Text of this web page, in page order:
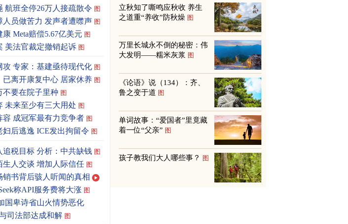
航班全停26万人接疏散令 图
员做苦力 发声者遭噤声 图
Meta赔偿5.67亿美元 图
美法官裁定撤销起诉 图
攻 专家：基建亟待现代化 图
已离开康复中心 居家休养 图
不要在院子里种 图
未来至少有三大用处 图
成冠军最有力竞争者 图
后逃逸 ICE发出拘留令 图
税目标 分析：中共缺钱 图
生人交谈 增加人际信任 图
销书背后骇人听闻的真相
称API服务费将大涨 图
国卑诗省山火情势恶化
司法部达成和解 图
立秋知了嘶鸣应秋收 养生
之道重“养收”防秋燥 图
万里长城永不倒的秘密：伟
大发明——糯米灰浆 图
《论语》说（134）：齐、
鲁之变于道 图
单词故事：“爱国者”里竟藏
着一位“父亲” 图
孩子教我们大人哪些事？ 图